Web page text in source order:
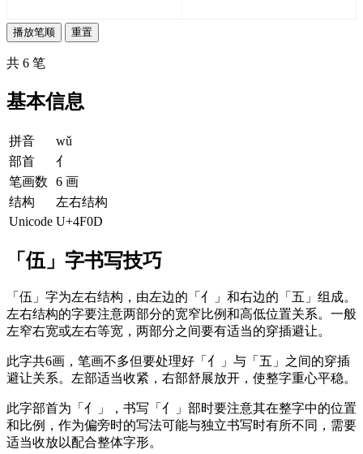
播放笔顺 重置
共 6 笔
基本信息
拼音
wǔ
部首
亻
笔画数
6 画
结构
左右结构
Unicode U+4F0D
「伍」字书写技巧
「伍」字为左右结构，由左边的「亻」和右边的「五」组成。
左右结构的字要注意两部分的宽窄比例和高低位置关系。一般
左窄右宽或左右等宽，两部分之间要有适当的穿插避让。
此字共6画，笔画不多但要处理好「亻」与「五」之间的穿插
避让关系。左部适当收紧，右部舒展放开，使整字重心平稳。
此字部首为「亻」，书写「亻」部时要注意其在整字中的位置
和比例，作为偏旁时的写法可能与独立书写时有所不同，需要
适当收放以配合整体字形。